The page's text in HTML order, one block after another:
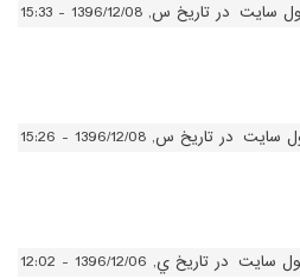
سایت در تاریخ س, 1396/12/08 - 15:33
سایت در تاریخ س, 1396/12/08 - 15:26
سایت در تاریخ ي, 1396/12/06 - 12:02